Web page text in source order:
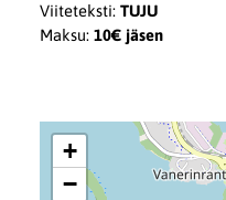
Viiteteksti: TUJU
Maksu: 10€ jäsen
+
−